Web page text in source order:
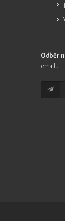
Odběr
emailu